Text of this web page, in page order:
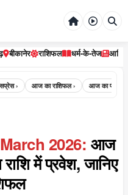
बीकानेर राशिफल धर्म-के-तेज
› आज का राशिफल › आज का पंचांग ›
2026: आज
में प्रवेश, जानिए